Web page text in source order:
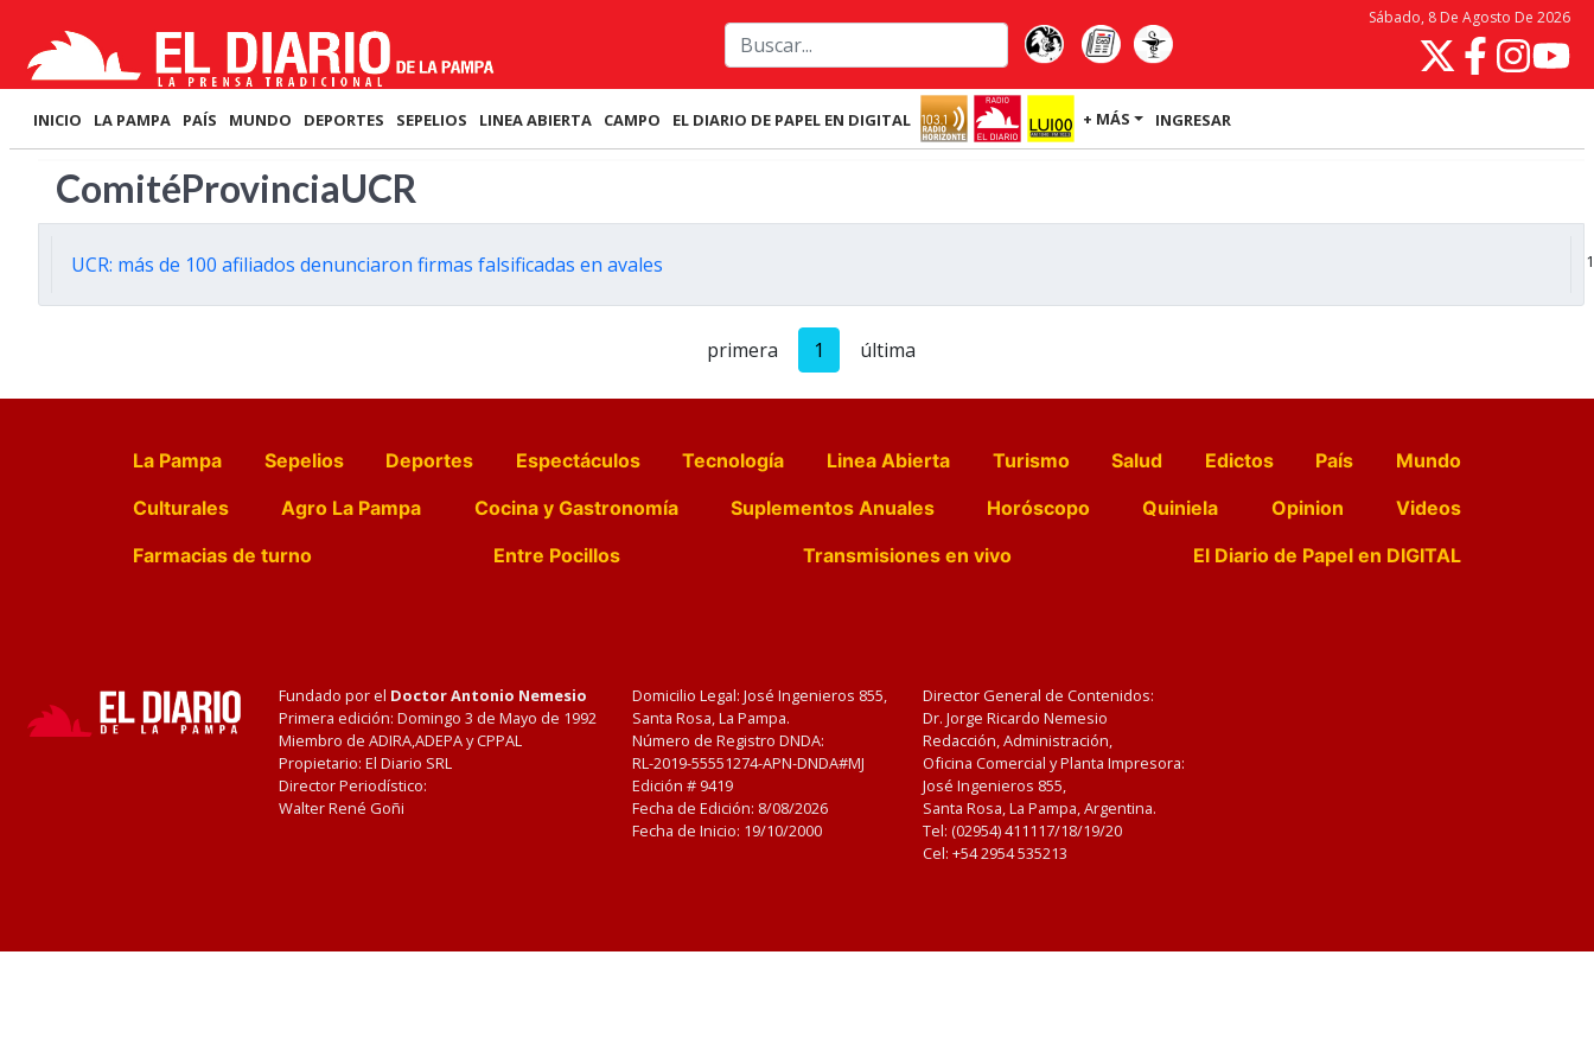
Sábado, 8 De Agosto De 2026
INICIO LA PAMPA PAÍS MUNDO DEPORTES SEPELIOS LINEA ABIERTA CAMPO EL DIARIO DE PAPEL EN DIGITAL + MÁS INGRESAR
ComitéProvinciaUCR
UCR: más de 100 afiliados denunciaron firmas falsificadas en avales
primera 1 última
La Pampa Sepelios Deportes Espectáculos Tecnología Linea Abierta Turismo Salud Edictos País
Mundo
Culturales
Agro La Pampa Cocina y Gastronomía Suplementos Anuales Horóscopo Quiniela Opinion
Videos
Farmacias de turno
Entre Pocillos Transmisiones en vivo El Diario de Papel en DIGITAL
Fundado por el Doctor Antonio Nemesio
Primera edición: Domingo 3 de Mayo de 1992
Miembro de ADIRA,ADEPA y CPPAL
Propietario: El Diario SRL
Director Periodístico:
Walter René Goñi
Domicilio Legal: José Ingenieros 855,
Santa Rosa, La Pampa.
Número de Registro DNDA:
RL-2019-55551274-APN-DNDA#MJ
Edición # 9419
Fecha de Edición: 8/08/2026
Fecha de Inicio: 19/10/2000
Director General de Contenidos:
Dr. Jorge Ricardo Nemesio
Redacción, Administración,
Oficina Comercial y Planta Impresora:
José Ingenieros 855,
Santa Rosa, La Pampa, Argentina.
Tel: (02954) 411117/18/19/20
Cel: +54 2954 535213